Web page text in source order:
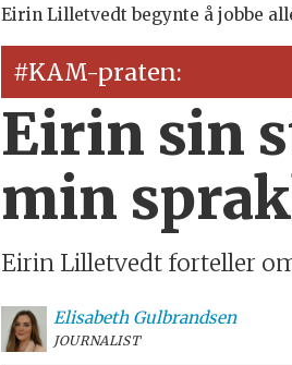
Eirin Lilletvedt begynte å jobbe
#KAM-praten:
Eirin sin
min
Eirin Lilletvedt forteller
Elisabeth Gulbrandsen
JOURNALIST